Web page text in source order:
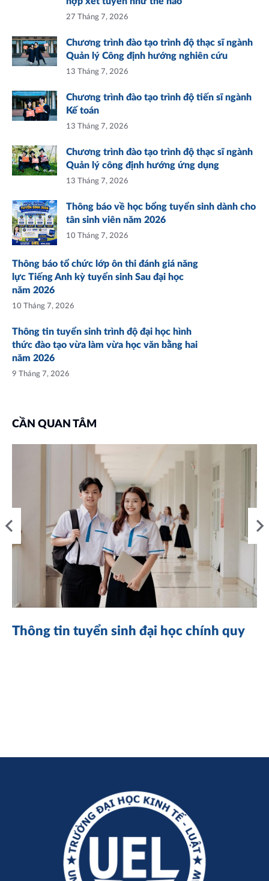
27 Tháng 7, 2026
Chương trình đào tạo trình độ thạc sĩ ngành
Quản lý Công định hướng nghiên cứu
13 Tháng 7, 2026
Chương trình đào tạo trình độ tiến sĩ ngành
Kế toán
13 Tháng 7, 2026
Chương trình đào tạo trình độ thạc sĩ ngành
Quản lý công định hướng ứng dụng
13 Tháng 7, 2026
Thông báo về học bổng tuyển sinh dành cho
tân sinh viên năm 2026
10 Tháng 7, 2026
Thông báo tổ chức lớp ôn thi đánh giá năng
lực Tiếng Anh kỳ tuyển sinh Sau đại học
năm 2026
10 Tháng 7, 2026
Thông tin tuyển sinh trình độ đại học hình
thức đào tạo vừa làm vừa học văn bằng hai
năm 2026
9 Tháng 7, 2026
CẦN QUAN TÂM
Thông tin tuyển sinh đại học chính quy